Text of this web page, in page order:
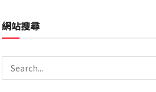
網站搜尋